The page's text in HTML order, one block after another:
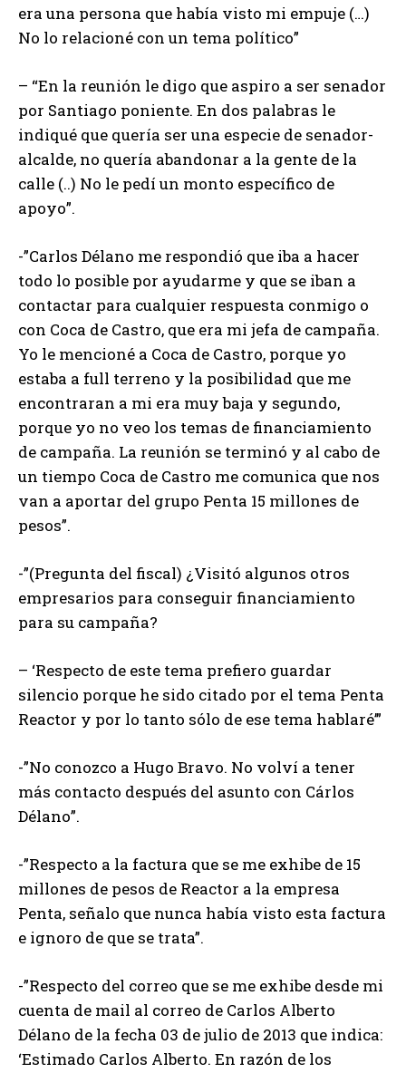
era una persona que había visto mi empuje (…)
No lo relacioné con un tema político”
– “En la reunión le digo que aspiro a ser senador
por Santiago poniente. En dos palabras le
indiqué que quería ser una especie de senador-
alcalde, no quería abandonar a la gente de la
calle (..) No le pedí un monto específico de
apoyo”.
-”Carlos Délano me respondió que iba a hacer
todo lo posible por ayudarme y que se iban a
contactar para cualquier respuesta conmigo o
con Coca de Castro, que era mi jefa de campaña.
Yo le mencioné a Coca de Castro, porque yo
estaba a full terreno y la posibilidad que me
encontraran a mi era muy baja y segundo,
porque yo no veo los temas de financiamiento
de campaña. La reunión se terminó y al cabo de
un tiempo Coca de Castro me comunica que nos
van a aportar del grupo Penta 15 millones de
pesos”.
-”(Pregunta del fiscal) ¿Visitó algunos otros
empresarios para conseguir financiamiento
para su campaña?
– ‘Respecto de este tema prefiero guardar
silencio porque he sido citado por el tema Penta
Reactor y por lo tanto sólo de ese tema hablaré’”
-”No conozco a Hugo Bravo. No volví a tener
más contacto después del asunto con Cárlos
Délano”.
-”Respecto a la factura que se me exhibe de 15
millones de pesos de Reactor a la empresa
Penta, señalo que nunca había visto esta factura
e ignoro de que se trata”.
-”Respecto del correo que se me exhibe desde mi
cuenta de mail al correo de Carlos Alberto
Délano de la fecha 03 de julio de 2013 que indica:
‘Estimado Carlos Alberto. En razón de los